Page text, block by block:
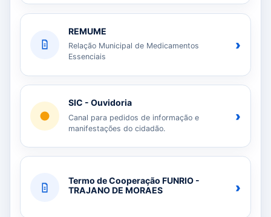
REMUME
Relação Municipal de Medicamentos
Essenciais
›
SIC - Ouvidoria
Canal para pedidos de informação e
manifestações do cidadão.
›
Termo de Cooperação FUNRIO -
TRAJANO DE MORAES
›